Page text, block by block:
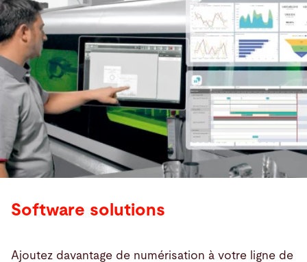
Software solutions
Ajoutez davantage de numérisation à votre ligne de